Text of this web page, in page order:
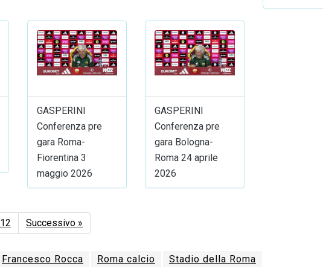
GASPERINI
Conferenza pre
gara Roma-
Fiorentina 3
maggio 2026
GASPERINI
Conferenza pre
gara Bologna-
Roma 24 aprile
2026
12 Successivo »
Francesco Rocca Roma calcio Stadio della Roma